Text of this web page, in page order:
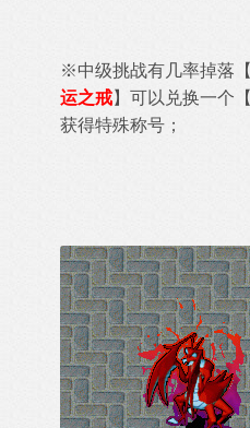
※中级挑战有几率掉落【
运之戒】可以兑换一个【
获得特殊称号；